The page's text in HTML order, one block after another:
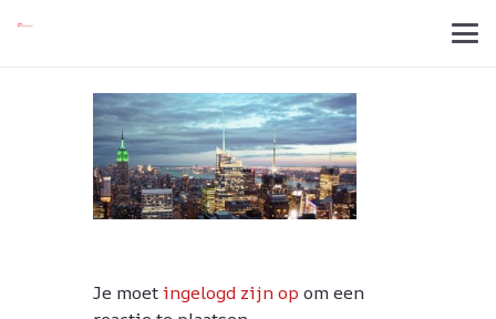
Je moetingelogd zijn op om een